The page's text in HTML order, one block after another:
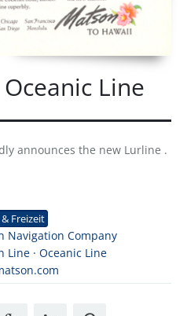
Line
announces the new Lurline .
& Freizeit
Navigation Company
Line · Oceanic Line